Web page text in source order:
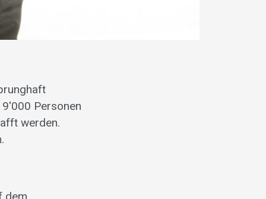
Personen
werden.